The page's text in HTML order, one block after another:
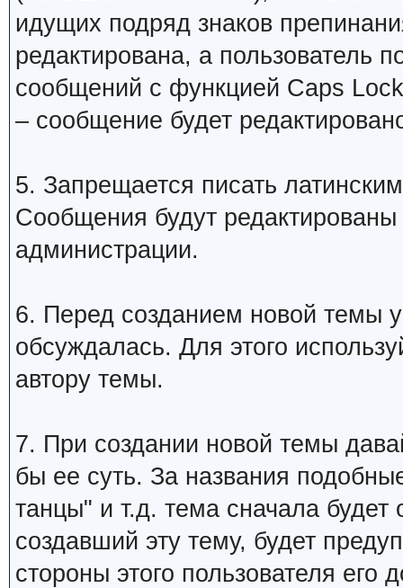
идущих подряд знаков
редактирована, а пользователь
сообщений с функцией Caps
– сообщение будет
5. Запрещается писать
Сообщения будут
администрации.
6. Перед созданием новой темы
обсуждалась. Для этого
автору темы.
7. При создании новой темы
бы ее суть. За названия
танцы" и т.д. тема сначала будет
создавший эту тему, будет
стороны этого пользователя